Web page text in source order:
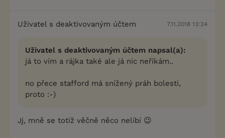
Uživatel s deaktivovaným účtem 7.11.2018 13:24
Uživatel s deaktivovaným účtem napsal(a):
já to vím a rájka také ale já nic neříkám..
no přece stafford má snížený práh bolesti,
proto :-)
Jj, mně se totiž věčně něco nelíbí 😉